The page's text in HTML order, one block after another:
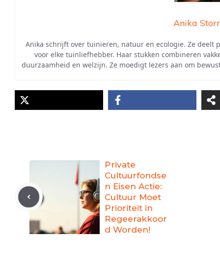
Anika
Anika schrijft over tuinieren, natuur en ecologie. Ze deelt
voor elke tuinliefhebber. Haar stukken combineren
duurzaamheid en welzijn. Ze moedigt lezers aan om
Private
Cultuurfondse
n Eisen Actie:
Cultuur Moet
Prioriteit in
Regeerakkoor
d Worden!